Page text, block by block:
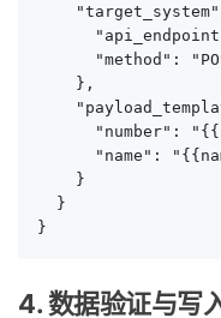
"method":
    },
"number":
"name":
    }
  }
}
4. 数据验证与写